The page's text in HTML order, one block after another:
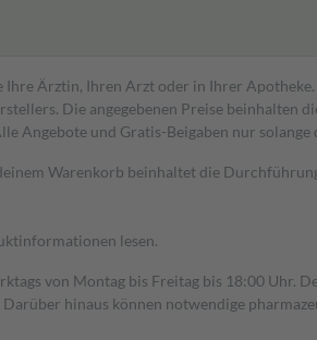
Ihre Ärztin, Ihren Arzt oder in Ihrer
Die angegebenen Preise beinhalten
Angebote und Gratis-Beigaben nur
Warenkorb beinhaltet die
lesen.
von Montag bis Freitag bis 18:00 Uhr.
hinaus können notwendige